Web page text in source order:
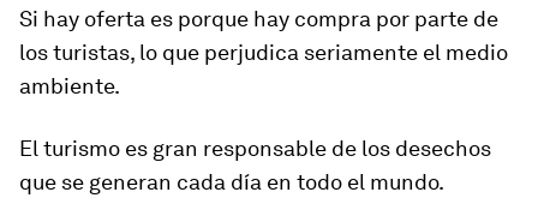
Si hay oferta es porque hay compra por parte de
los turistas, lo que perjudica seriamente el medio
ambiente.
El turismo es gran responsable de los desechos
que se generan cada día en todo el mundo.